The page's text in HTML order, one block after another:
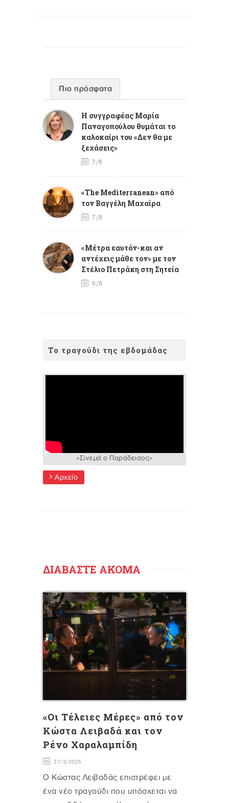
Πιο πρόσφατα
Η συγγραφέας Μαρία
Παναγοπούλου θυμάται το
καλοκαίρι του «Δεν θα με
ξεχάσεις»
7/8
«The Mediterranean» από
τον Βαγγέλη Μαχαίρα
7/8
«Μέτρα εαυτόν-και αν
αντέχεις μάθε τον» με τον
Στέλιο Πετράκη στη Σητεία
6/8
Το τραγούδι της εβδομάδας
«Σινεμά ο Παράδεισος»
Αρχείο
ΔΙΑΒΑΣΤΕ ΑΚΟΜΑ
«Οι Τέλειες Μέρες» από τον
Κώστα Λειβαδά και τον
Ρένο Χαραλαμπίδη
27/3/2025
Ο Κώστας Λειβαδάς επιστρέφει με
ένα νέο τραγούδι που υπόσχεται να